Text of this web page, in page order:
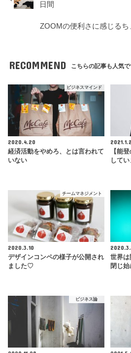
日間
ZOOMの便利さに感じるち
RECOMMEND こちらの記事も人気で
ビジネスマインド
2020.4.20
経済活動をやめろ、とは言われて
いない
【能
して
チームマネジメント
2020.3.10
デザインコンペの様子が公開され
ました♡
世界は
閉じ
ビジネス論